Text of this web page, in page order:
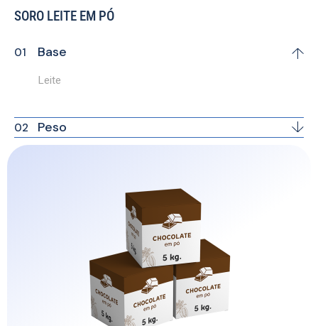
SORO LEITE EM PÓ
Base
Leite
Peso